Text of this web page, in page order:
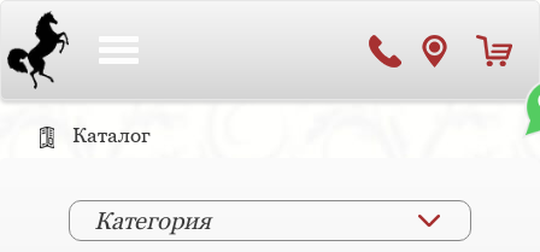
Каталог
Категория